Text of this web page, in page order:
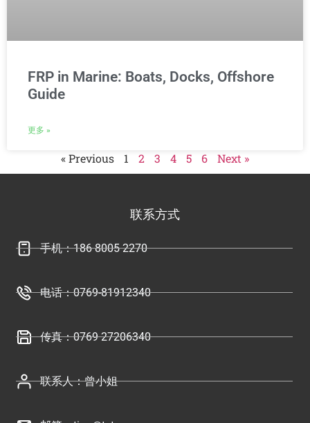
FRP in Marine: Boats, Docks, Offshore
Guide
更多 »
« Previous 1 2 3 4 5 6 Next »
联系方式
手机：186 8005 2270
电话：0769-81912340
传真：0769 27206340
联系人：曾小姐